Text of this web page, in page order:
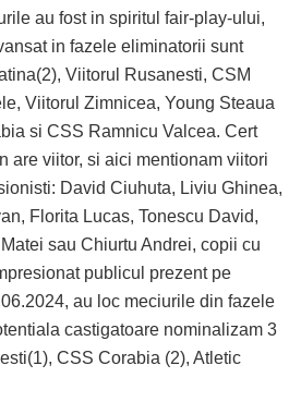
au fost in spiritul fair-play-ului,
in fazele eliminatorii sunt
Viitorul Rusanesti, CSM
Viitorul Zimnicea, Young Steaua
si CSS Ramnicu Valcea. Cert
are viitor, si aici mentionam viitori
David Ciuhuta, Liviu Ghinea,
Florita Lucas, Tonescu David,
sau Chiurtu Andrei, copii cu
publicul prezent pe
au loc meciurile din fazele
castigatoare nominalizam 3
CSS Corabia (2), Atletic